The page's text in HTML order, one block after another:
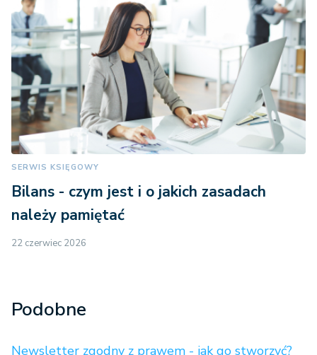
SERWIS KSIĘGOWY
Bilans - czym jest i o jakich zasadach
należy pamiętać
22 czerwiec 2026
Podobne
Newsletter zgodny z prawem - jak go stworzyć?